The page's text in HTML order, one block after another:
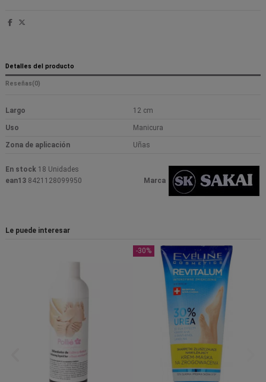
Detalles del producto
Reseñas(0)
Largo 12 cm
Uso Manicura
Zona de aplicación Uñas
Marca
En stock 18 Unidades
ean13 8421128099950
Le puede interesar
-30%